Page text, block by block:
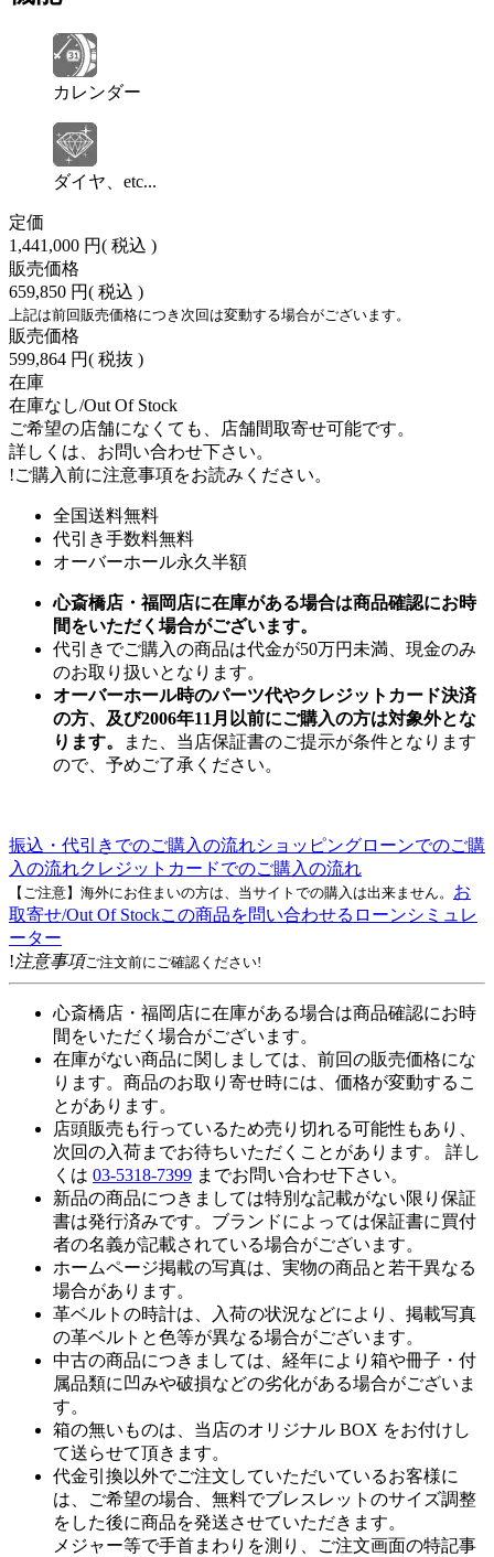
カレンダー
ダイヤ、etc...
定価
1,441,000 円( 税込 )
販売価格
659,850 円( 税込 )
上記は前回販売価格につき次回は変動する場合がございます。
販売価格
599,864 円( 税抜 )
在庫
在庫なし/Out Of Stock
ご希望の店舗になくても、店舗間取寄せ可能です。
詳しくは、お問い合わせ下さい。
!ご購入前に注意事項をお読みください。
全国送料無料
代引き手数料無料
オーバーホール永久半額
心斎橋店・福岡店に在庫がある場合は商品確認にお時
間をいただく場合がございます。
代引きでご購入の商品は代金が50万円未満、現金のみ
のお取り扱いとなります。
オーバーホール時のパーツ代やクレジットカード決済
の方、及び2006年11月以前にご購入の方は対象外とな
ります。
また、当店保証書のご提示が条件となります
ので、予めご了承ください。
振込・代引きでのご購入の流れショッピングローンでのご購
入の流れクレジットカードでのご購入の流れ
【ご注意】海外にお住まいの方は、当サイトでの購入は出来ません。 お
取寄せ/Out Of Stockこの商品を問い合わせる ローンシミュレ
ーター
!注意事項ご注文前にご確認ください!
心斎橋店・福岡店に在庫がある場合は商品確認にお時
間をいただく場合がございます。
在庫がない商品に関しましては、前回の販売価格にな
ります。商品のお取り寄せ時には、価格が変動するこ
とがあります。
店頭販売も行っているため売り切れる可能性もあり、
次回の入荷までお待ちいただくことがあります。 詳し
くは 03-5318-7399 までお問い合わせ下さい。
新品の商品につきましては特別な記載がない限り保証
書は発行済みです。ブランドによっては保証書に買付
者の名義が記載されている場合がございます。
ホームページ掲載の写真は、実物の商品と若干異なる
場合があります。
革ベルトの時計は、入荷の状況などにより、掲載写真
の革ベルトと色等が異なる場合がございます。
中古の商品につきましては、経年により箱や冊子・付
属品類に凹みや破損などの劣化がある場合がございま
す。
箱の無いものは、当店のオリジナル BOX をお付けし
て送らせて頂きます。
代金引換以外でご注文していただいているお客様に
は、ご希望の場合、無料でブレスレットのサイズ調整
をした後に商品を発送させていただきます。
メジャー等で手首まわりを測り、ご注文画面の特記事